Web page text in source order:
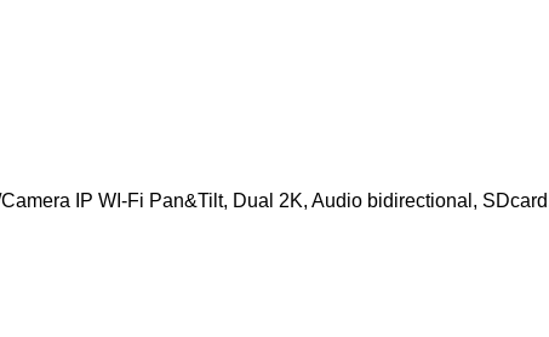
Camera IP WI-Fi Pan&Tilt, Dual 2K, Audio bidirectional,